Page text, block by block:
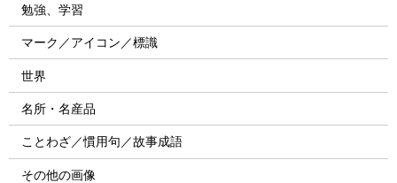
勉強、学習
マーク／アイコン／標識
世界
名所・名産品
ことわざ／慣用句／故事成語
その他の画像